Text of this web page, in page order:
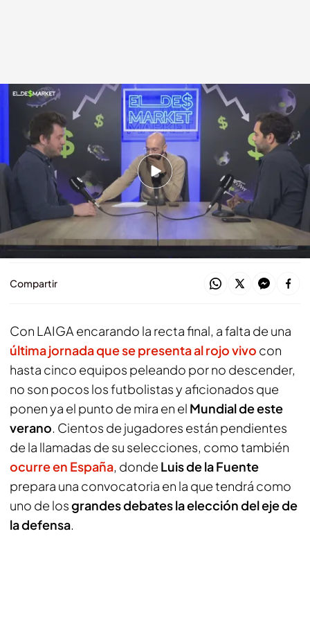
Debate en ElDesmarket. ElDesmarque
Celia Pérez
18 MAY 2026 - 17:49h.
Jorge Picón y Nacho Donado opinan sobre los
defensas de España
El programa de ElDesmarket, al completo
Compartir
Con LAIGA encarando la recta final, a falta de una
última jornada que se presenta al rojo vivo con
hasta cinco equipos peleando por no descender,
no son pocos los futbolistas y aficionados que
ponen ya el punto de mira en el Mundial de este
verano. Cientos de jugadores están pendientes
de la llamadas de su selecciones, como también
ocurre en España, donde Luis de la Fuente
prepara una convocatoria en la que tendrá como
uno de losgrandes debates la elección del eje de
la defensa.